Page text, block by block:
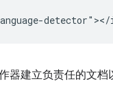
器建立负责任的文档